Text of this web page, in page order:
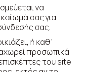
να
σας για
σας.
ή καθ'
προσωπικά
του site